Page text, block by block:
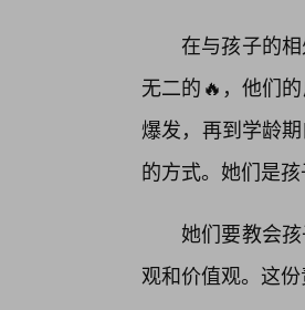
在与孩子的
无二的🔥，他们
爆发，再到学龄
的方式。她们是
她们要教会
观和价值观。这